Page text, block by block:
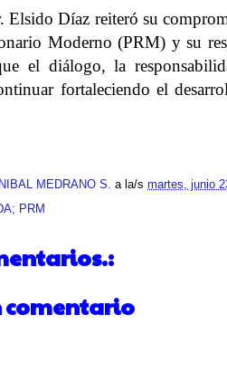
Elsido Díaz reiteró su
Moderno (PRM) y su
el diálogo, la
fortaleciendo el
MEDRANO S. a la/s martes, junio
PRM
comentario